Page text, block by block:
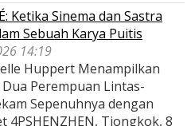
Ketika Sinema dan Sastra
Sebuah Karya Puitis
14:19
Huppert Menampilkan
Perempuan Lintas-
Sepenuhnya dengan
4PSHENZHEN, Tiongkok, 8